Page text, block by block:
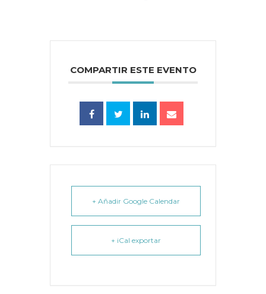
COMPARTIR ESTE EVENTO
+ Añadir Google Calendar
+ iCal exportar